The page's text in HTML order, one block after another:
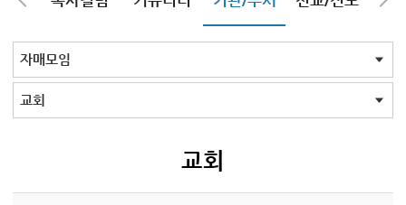
교회학교
청년부
청장년부
형제모임
자매모임
기타모임
어르신모임
영재과학반
신학원
자매모임 전체
교회
교회